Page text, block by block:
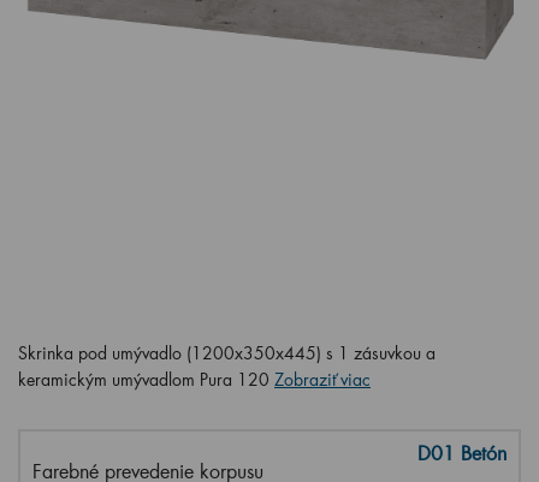
Skrinka pod umývadlo (1200x350x445) s 1 zásuvkou a
keramickým umývadlom Pura 120 Zobraziť viac
Farebné prevedenie korpusu
D01 Betón